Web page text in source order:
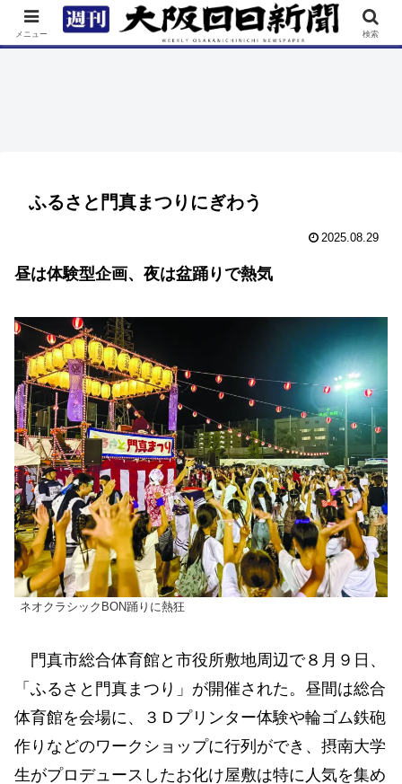
TOP 特集 ニュース 連載 街ネタ イベント
ふるさと門真まつりにぎわう
2025.08.29
昼は体験型企画、夜は盆踊りで熱気
ネオクラシックBON踊りに熱狂
門真市総合体育館と市役所敷地周辺で８月９日、
「ふるさと門真まつり」が開催された。昼間は総合
体育館を会場に、３Ｄプリンター体験や輪ゴム鉄砲
作りなどのワークショップに行列ができ、摂南大学
生がプロデュースしたお化け屋敷は特に人気を集め
メニュー 検索